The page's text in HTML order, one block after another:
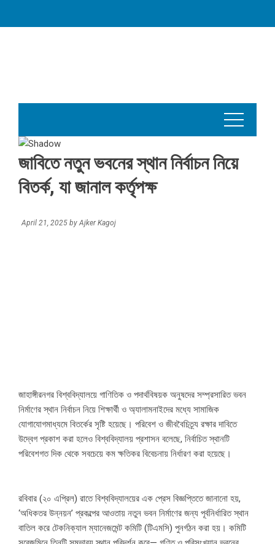
জাবিতে নতুন ভবনের স্থান নির্বাচন নিয়ে
বিতর্ক, যা জানাল কর্তৃপক্ষ
April 21, 2025 byAjker Kagoj
জাহাঙ্গীরনগর বিশ্ববিদ্যালয়ে গাণিতিক ও পদার্থবিষয়ক অনুষদের সম্প্রসারিত ভবন
নির্মাণের স্থান নির্বাচন নিয়ে শিক্ষার্থী ও অ্যালামনাইদের মধ্যে সামাজিক
যোগাযোগমাধ্যমে বিতর্কের সৃষ্টি হয়েছে। পরিবেশ ও জীববৈচিত্র্য রক্ষার দাবিতে
উদ্বেগ প্রকাশ করা হলেও বিশ্ববিদ্যালয় প্রশাসন বলেছে, নির্বাচিত স্থানটি
পরিবেশগত দিক থেকে সবচেয়ে কম ক্ষতিকর বিবেচনায় নির্ধারণ করা হয়েছে।
রবিবার (২০ এপ্রিল) রাতে বিশ্ববিদ্যালয়ের এক প্রেস বিজ্ঞপ্তিতে জানানো হয়,
‘অধিকতর উন্নয়ন’ প্রকল্পের আওতায় নতুন ভবন নির্মাণের জন্য পূর্বনির্ধারিত স্থান
বাতিল করে টেকনিক্যাল ম্যানেজমেন্ট কমিটি (টিএমসি) পুনর্গঠন করা হয়। কমিটি